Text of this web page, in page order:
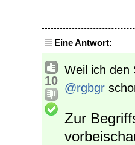
Eine Antwort:
10
Weil ich den
@rgbgr
Zur